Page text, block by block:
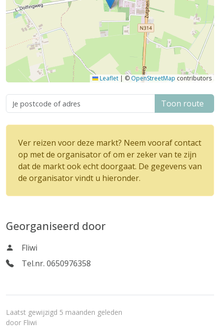
Leaflet | ©OpenStreetMap contributors
Toon route
Ver reizen voor deze markt? Neem vooraf contact
op met de organisator of om er zeker van te zijn
dat de markt ook echt doorgaat. De gegevens van
de organisator vindt u hieronder.
Georganiseerd door
Fliwi
Tel.nr. 0650976358
Laatst gewijzigd 5 maanden geleden
door Fliwi